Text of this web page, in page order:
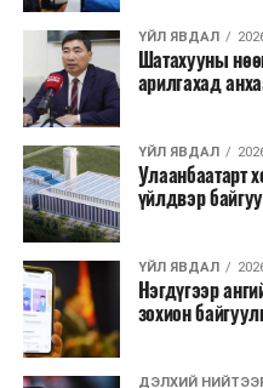
талаас илүү нь
бүртгэгдсэн байна. Цаг
өдрүүдэд агаарын
нэмэгдэж, хуурайшилт
анхааруулсан бөгөөд энэ
шинэ сорилт учруулж
ҮЙЛ ЯВДАЛ
Шатахууны
арилгахад
ҮЙЛ ЯВДАЛ
Улаанбаатарт
үйлдвэр
ҮЙЛ ЯВДАЛ
Нэгдүгээр
зохион
ДЭЛХИЙ